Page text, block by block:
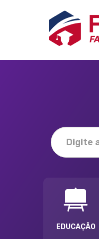
EDUCAÇÃO